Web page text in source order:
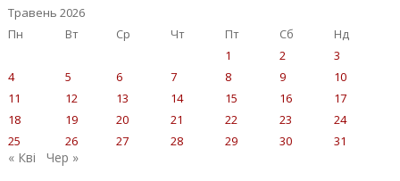
Травень 2026
Пн
Вт Ср Чт Пт Сб
Нд
1
2
3
4
5 6 7 8 9
10
11
12 13 14 15 16
17
18
19 20 21 22 23
24
25
26 27 28 29 30 31
« Кві Чер »